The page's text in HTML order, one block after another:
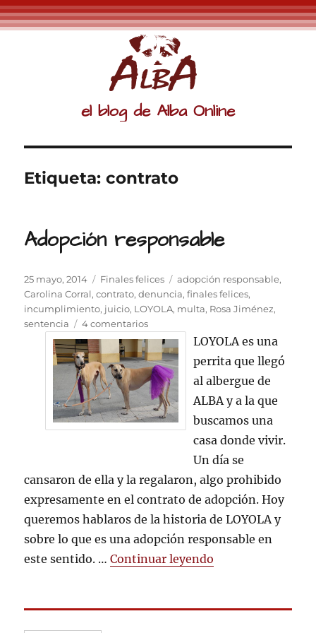
el blog de Alba Online
Etiqueta:contrato
Adopción responsable
Publicado
el
25 mayo, 2014 Categorías
Finales felices Etiquetas
adopción responsable,
Carolina Corral,contrato,denuncia,finales felices,
incumplimiento, juicio, LOYOLA, multa, Rosa Jiménez,
sentencia
4 comentariosen
Adopción
responsable
LOYOLA es una
perrita que llegó
al albergue de
ALBA y a la que
buscamos una
casa donde vivir.
Un día se
cansaron de ella y la regalaron, algo prohibido
expresamente en el contrato de adopción. Hoy
queremos hablaros de la historia de LOYOLA y
sobre lo que es una adopción responsable en
este sentido. …Continuar leyendo